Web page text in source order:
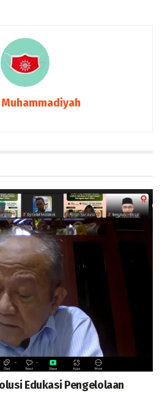
Edukasi Pengelolaan